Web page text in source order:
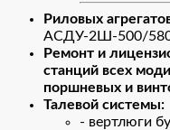
Риловых
АСДУ-2Ш-500/
Ремонт и
станций всех
поршневых и
Талевой системы:
- вертлюги